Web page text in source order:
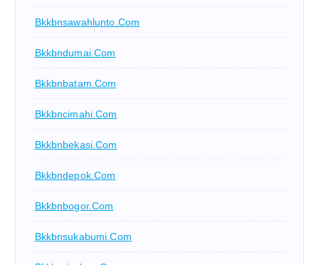
Bkkbnsawahlunto.com
Bkkbndumai.com
Bkkbnbatam.com
Bkkbncimahi.com
Bkkbnbekasi.com
Bkkbndepok.com
Bkkbnbogor.com
Bkkbnsukabumi.com